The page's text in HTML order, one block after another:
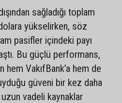
sağladığı toplam
yükselirken, söz
pasifler içindeki payı
Bu güçlü performans,
hem VakıfBank’a hem de
güveni bir kez daha
vadeli kaynaklar